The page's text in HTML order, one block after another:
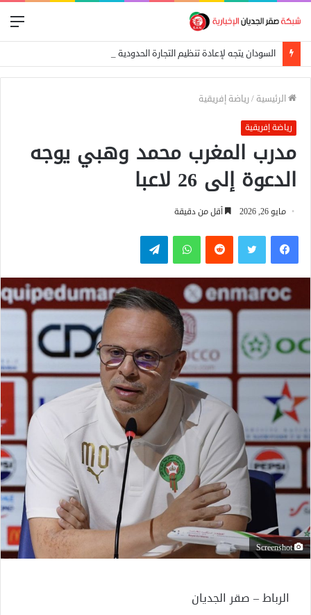
الرئيسية / رياضة إفريقية
رياضة إفريقية
مدرب المغرب محمد وهبي يوجه
الدعوة إلى 26 لاعبا
مايو 26, 2026 أقل من دقيقة
فيسبوكتويتر واتساب تيلقرام
Screenshot
الرباط – صقر الجديان